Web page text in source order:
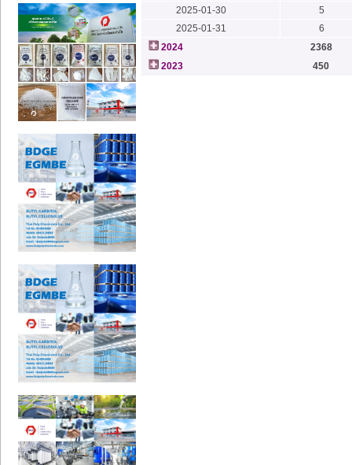
2025-01-30
5
2025-01-31
6
2024
2368
2023
450